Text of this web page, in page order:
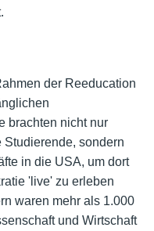
der Reeducation
brachten nicht nur
sondern
in die USA, um dort
'live' zu erleben
waren mehr als 1.000
und Wirtschaft